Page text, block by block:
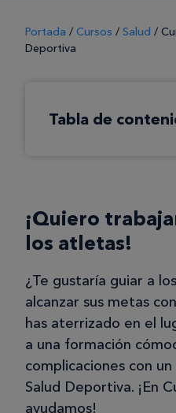
Portada / Cursos / Salud /
Deportiva
Tabla de
¡Quiero
los atletas!
¿Te gustaría guiar a
alcanzar sus metas
has aterrizado en el
a una formación
complicaciones con
Salud Deportiva. ¡En
ayudamos!